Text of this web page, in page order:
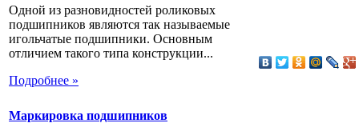
Одной из разновидностей роликовых
подшипников являются так называемые
игольчатые подшипники. Основным
отличием такого типа конструкции...
Подробнее »
Маркировка подшипников